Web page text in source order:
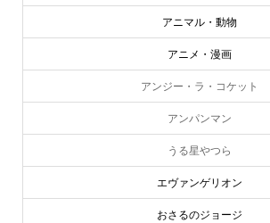
アニマル・動物
アニメ・漫画
アンジー・ラ・コケット
アンパンマン
うる星やつら
エヴァンゲリオン
おさるのジョージ